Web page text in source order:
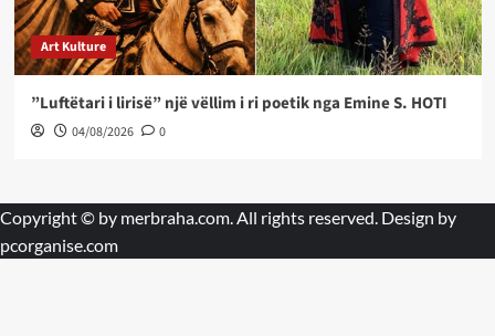
Art Kulture
”Luftëtari i lirisë” një vëllim i ri poetik nga Emine S. HOTI
04/08/2026 0
Copyright © by merbraha.com. All rights reserved. Design by
pcorganise.com